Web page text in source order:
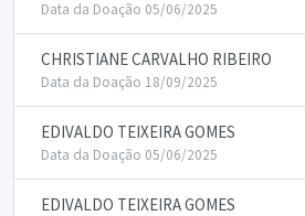
Data da Doação 05/06/2025
CHRISTIANE CARVALHO RIBEIRO
Data da Doação 18/09/2025
EDIVALDO TEIXEIRA GOMES
Data da Doação 05/06/2025
EDIVALDO TEIXEIRA GOMES